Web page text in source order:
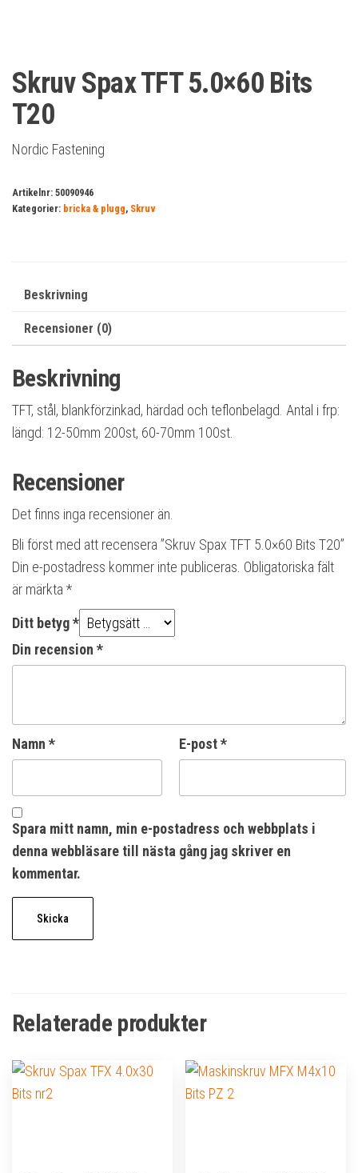
Skruv Spax TFT 5.0×60 Bits
T20
Nordic Fastening
Artikelnr: 50090946
Kategorier: bricka & plugg, Skruv
Beskrivning
Recensioner (0)
Beskrivning
TFT, stål, blankförzinkad, härdad och teflonbelagd. Antal i frp:
längd: 12-50mm 200st, 60-70mm 100st.
Recensioner
Det finns inga recensioner än.
Bli först med att recensera ”Skruv Spax TFT 5.0×60 Bits T20”
Din e-postadress kommer inte publiceras. Obligatoriska fält
är märkta *
Ditt betyg*
Din recension *
Namn * E-post*
Spara mitt namn, min e-postadress och webbplats i
denna webbläsare till nästa gång jag skriver en
kommentar.
Relaterade produkter